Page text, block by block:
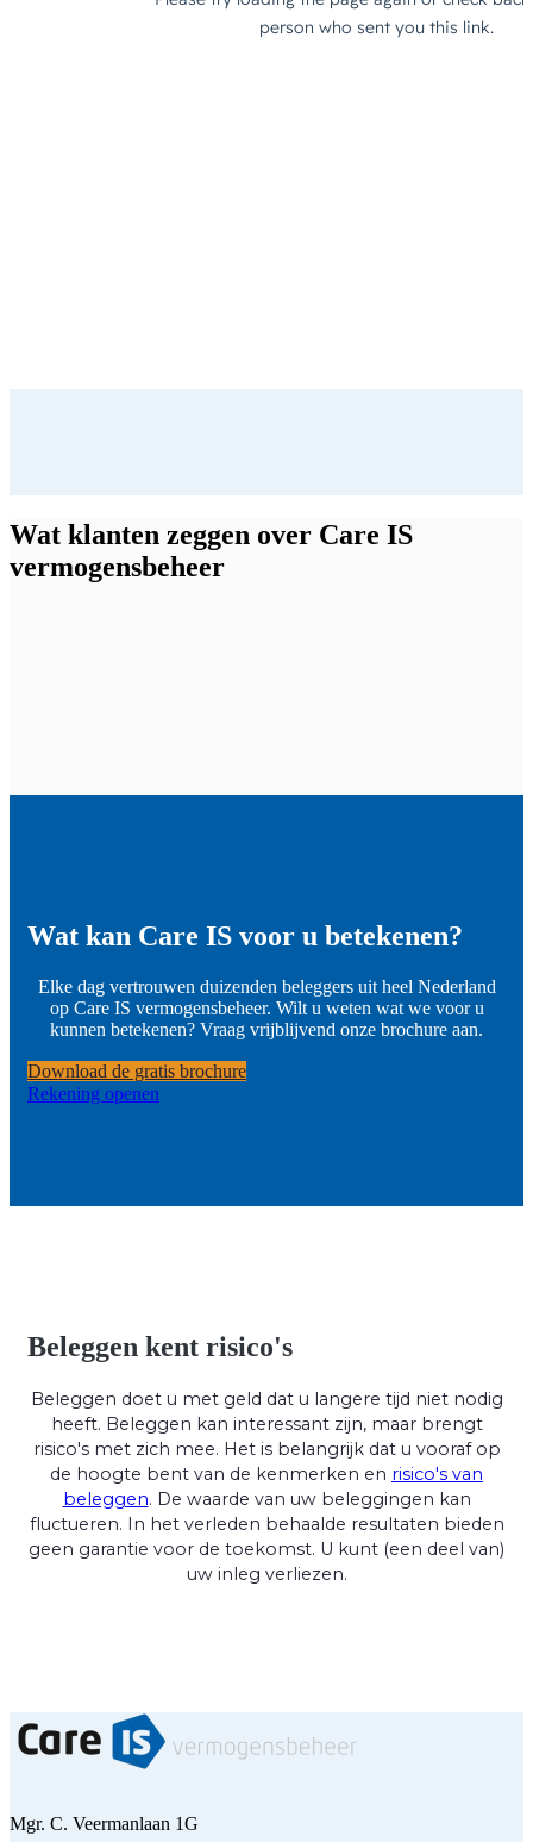
Wat klanten zeggen over Care IS
vermogensbeheer
Wat kan Care IS voor u betekenen?
Elke dag vertrouwen duizenden beleggers uit heel Nederland
op Care IS vermogensbeheer. Wilt u weten wat we voor u
kunnen betekenen? Vraag vrijblijvend onze brochure aan.
Download de gratis brochure
Rekening openen
Beleggen kent risico's
Beleggen doet u met geld dat u langere tijd niet nodig
heeft. Beleggen kan interessant zijn, maar brengt
risico's met zich mee. Het is belangrijk dat u vooraf op
de hoogte bent van de kenmerken en risico's van
beleggen. De waarde van uw beleggingen kan
fluctueren. In het verleden behaalde resultaten bieden
geen garantie voor de toekomst. U kunt (een deel van)
uw inleg verliezen.
Mgr. C. Veermanlaan 1G